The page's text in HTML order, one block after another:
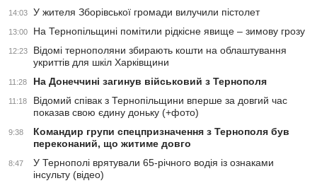
14:03 У жителя Зборівської громади вилучили пістолет
13:00 На Тернопільщині помітили рідкісне явище – зимову грозу
12:23
Відомі тернополяни збирають кошти на облаштування
укриттів для шкіл Харківщини
11:28 На Донеччині загинув військовий з Тернополя
11:18
Відомий співак з Тернопільщини вперше за довгий час
показав свою єдину доньку (+фото)
9:38
Командир групи спецпризначення з Тернополя був
переконаний, що житиме довго
8:47
У Тернополі врятували 65-річного водія із ознаками
інсульту (відео)